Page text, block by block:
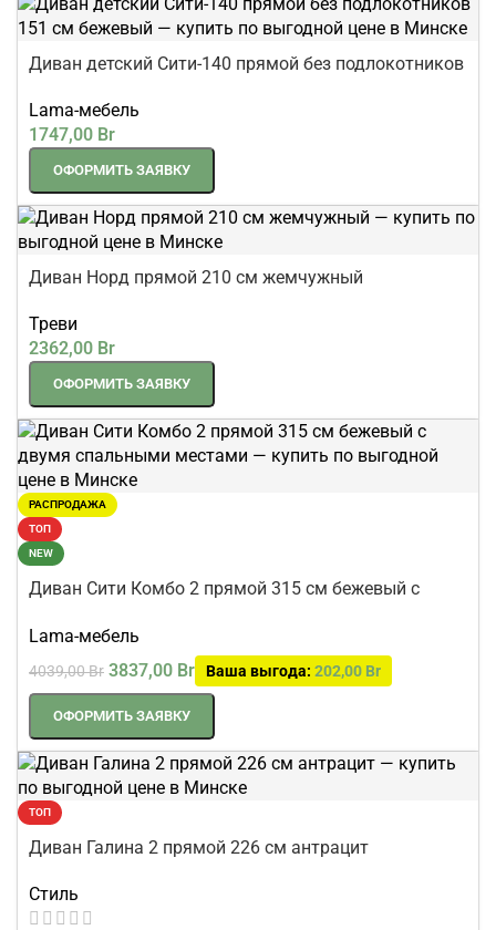
Диван детский Сити-140 прямой без подлокотников
Lama-мебель
1747,00 Br
ОФОРМИТЬ ЗАЯВКУ
Диван Норд прямой 210 см жемчужный
Треви
2362,00 Br
ОФОРМИТЬ ЗАЯВКУ
РАСПРОДАЖА
ТОП
NEW
Диван Сити Комбо 2 прямой 315 см бежевый с
Lama-мебель
4039,00Br 3837,00 Br Ваша выгода: 202,00 Br
ОФОРМИТЬ ЗАЯВКУ
ТОП
Диван Галина 2 прямой 226 см антрацит
Стиль